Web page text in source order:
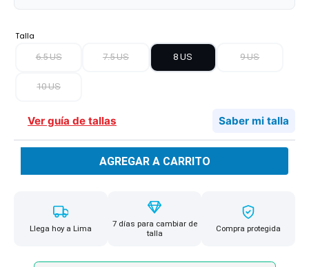
Talla
6.5 US 7.5 US 8 US 9 US
10 US
Ver guía de tallas Saber mi talla
AGREGAR A CARRITO
Llega hoy a Lima
7 días para cambiar de
talla
Compra protegida